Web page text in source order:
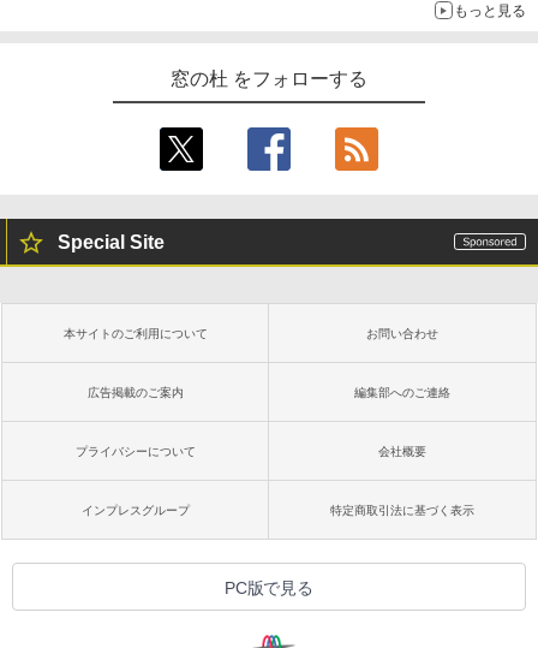
もっと見る
窓の杜 をフォローする
Special Site
本サイトのご利用について お問い合わせ
広告掲載のご案内 編集部へのご連絡
プライバシーについて 会社概要
インプレスグループ 特定商取引法に基づく表示
PC版で見る